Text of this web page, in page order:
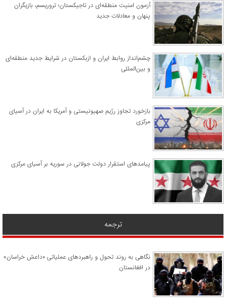
آزمون امنیت منطقه‌ای در تاجیکستان؛ تروریسم، بازیگران
پنهان و معادلات جدید
چشم‌انداز روابط ایران و ازبکستان در شرایط جدید منطقه‌ای
و بین‌المللی
​بازخورد تجاوز رژیم صهیونیستی و آمریکا به ایران در آسیای
مرکزی
پیامدهای استقرار دولت جولانی در سوریه بر آسیای مرکزی
ترجمه
نگاهی به روند تحول و راهبردهای عملیاتی «داعش خراسان»
در افغانستان